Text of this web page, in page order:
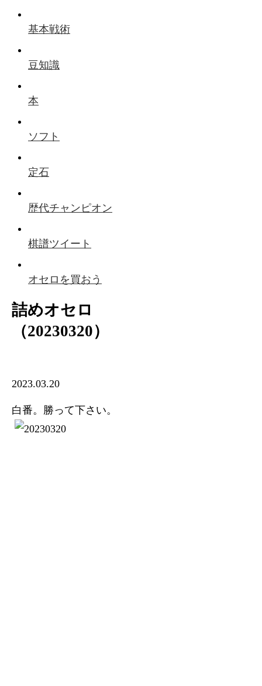
基本戦術
豆知識
本
ソフト
定石
歴代チャンピオン
棋譜ツイート
オセロを買おう
詰めオセロ
（20230320）
2023.03.20
白番。勝って下さい。